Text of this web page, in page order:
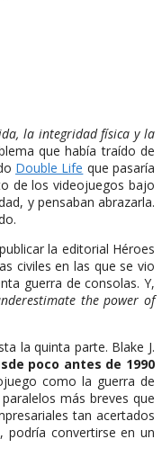
la integridad física y la
que había traído de
Double Life que pasaría
de los videojuegos bajo
y pensaban abrazarla.
la editorial Héroes
civiles en las que se vio
guerra de consolas. Y,
the power of
la quinta parte. Blake J.
poco antes de 1990
como la guerra de
más breves que
tan acertados
podría convertirse en un